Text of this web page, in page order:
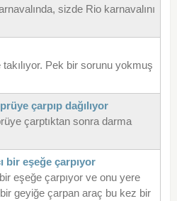
sizde Rio karnavalını
Pek bir sorunu yokmuş
çarpıp dağılıyor
çarptıktan sonra darma
bir eşeğe çarpıyor
eşeğe çarpıyor ve onu yere
geyiğe çarpan araç bu kez bir